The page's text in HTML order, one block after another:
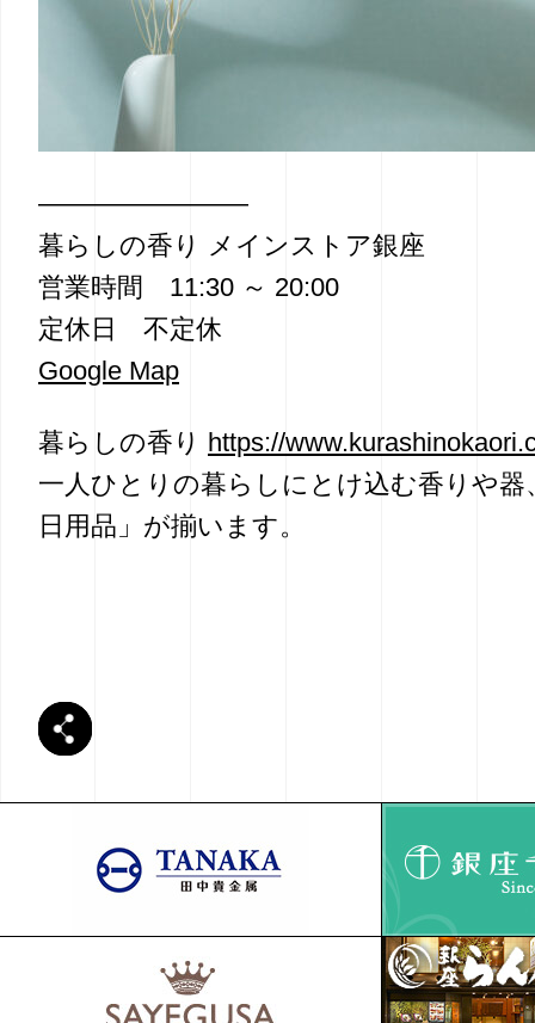
————————
暮らしの香り メインストア銀座
営業時間 11:30 ～ 20:00
定休日 不定休
Google Map
暮らしの香り https://
一人ひとりの暮らしにとけ込む香りや器
日用品」が揃います。